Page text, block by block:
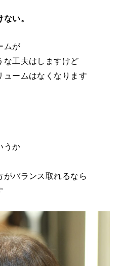
い。
ムが
な工夫はしますけど
ュームはなくなります
うか
がバランス取れるなら